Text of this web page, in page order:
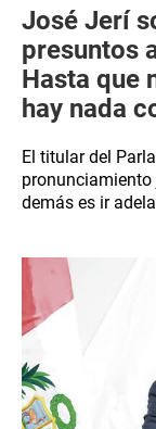
José Jerí
presuntos
Hasta que
hay nada
El titular del
pronunciamiento
demás es ir